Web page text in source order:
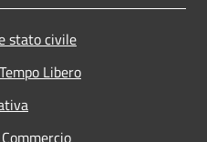
stato civile
Libero